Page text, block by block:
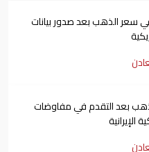
سعر الذهب بعد صدور بيانات
بعد التقدم في مفاوضات
الإيرانية